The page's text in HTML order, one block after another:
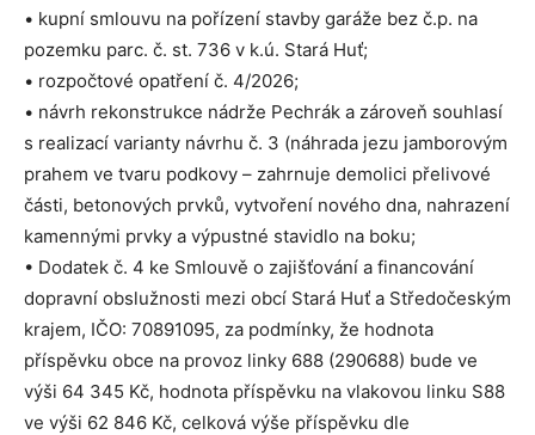
• kupní smlouvu na pořízení stavby garáže bez č.p. na
pozemku parc. č. st. 736 v k.ú. Stará Huť;
• rozpočtové opatření č. 4/2026;
• návrh rekonstrukce nádrže Pechrák a zároveň souhlasí
s realizací varianty návrhu č. 3 (náhrada jezu jamborovým
prahem ve tvaru podkovy – zahrnuje demolici přelivové
části, betonových prvků, vytvoření nového dna, nahrazení
kamennými prvky a výpustné stavidlo na boku;
• Dodatek č. 4 ke Smlouvě o zajišťování a financování
dopravní obslužnosti mezi obcí Stará Huť a Středočeským
krajem, IČO: 70891095, za podmínky, že hodnota
příspěvku obce na provoz linky 688 (290688) bude ve
výši 64 345 Kč, hodnota příspěvku na vlakovou linku S88
ve výši 62 846 Kč, celková výše příspěvku dle